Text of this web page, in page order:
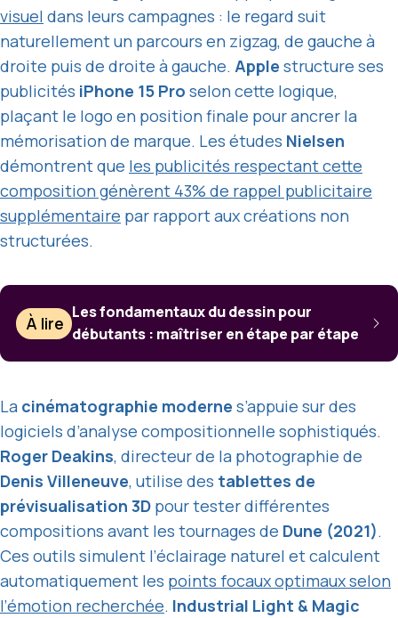
visuel dans leurs campagnes : le regard suit
naturellement un parcours en zigzag, de gauche à
droite puis de droite à gauche. Apple structure ses
publicités iPhone 15 Pro selon cette logique,
plaçant le logo en position finale pour ancrer la
mémorisation de marque. Les études Nielsen
démontrent que les publicités respectant cette
composition génèrent 43% de rappel publicitaire
supplémentaire par rapport aux créations non
structurées.
À lire
Les fondamentaux du dessin pour
débutants : maîtriser en étape par étape
La cinématographie moderne s’appuie sur des
logiciels d’analyse compositionnelle sophistiqués.
Roger Deakins, directeur de la photographie de
Denis Villeneuve, utilise des tablettes de
prévisualisation 3D pour tester différentes
compositions avant les tournages de Dune (2021).
Ces outils simulent l’éclairage naturel et calculent
automatiquement les points focaux optimaux selon
l’émotion recherchée. Industrial Light & Magic